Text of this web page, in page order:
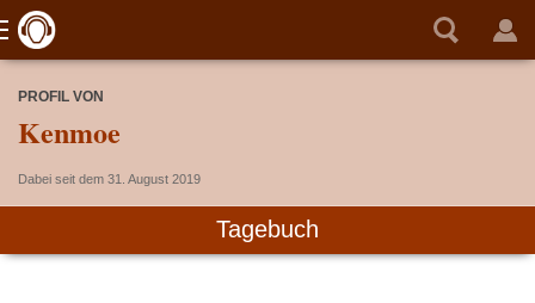
PROFIL VON
Kenmoe
Dabei seit dem 31. August 2019
Tagebuch